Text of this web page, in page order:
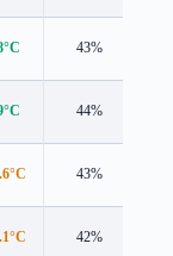
43%
44%
43%
42%